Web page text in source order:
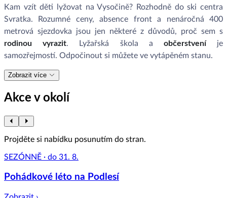
Kam vzít děti lyžovat na Vysočině? Rozhodně do ski centra
Svratka. Rozumné ceny, absence front a nenáročná 400
metrová sjezdovka jsou jen některé z důvodů, proč sem s
rodinou vyrazit. Lyžařská škola a občerstveníje
samozřejmostí. Odpočinout si můžete ve vytápěném stanu.
Zobrazit více
Akce v okolí
Projděte si nabídku posunutím do stran.
SEZÓNNĚ · do 31. 8.
Pohádkové léto na Podlesí